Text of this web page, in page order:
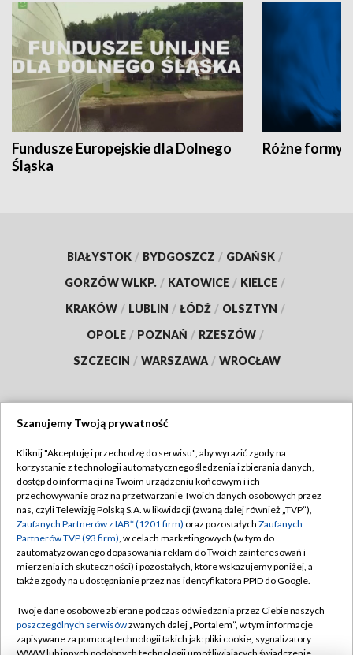
Fundusze Europejskie dla Dolnego
Śląska
Różne formy
BIAŁYSTOK / BYDGOSZCZ / GDAŃSK /
GORZÓW WLKP. / KATOWICE / KIELCE /
KRAKÓW / LUBLIN / ŁÓDŹ / OLSZTYN /
OPOLE / POZNAŃ / RZESZÓW /
SZCZECIN / WARSZAWA / WROCŁAW
TVP
Abonament TVP
Emisja w TVP
Centrum informacji TVP
Naziemna Telewizja Cyfrowa
Rada Programowa
System NOS
Regulamin TVP
Polityka prywatności
Moje zgody
Pomoc
Kontakt
Szanujemy Twoją prywatność
Kliknij "Akceptuję i przechodzę do serwisu", aby wyrazić zgody na
korzystanie z technologii automatycznego śledzenia i zbierania danych,
dostęp do informacji na Twoim urządzeniu końcowym i ich
przechowywanie oraz na przetwarzanie Twoich danych osobowych przez
nas, czyli Telewizję Polską S.A. w likwidacji (zwaną dalej również „TVP”),
Zaufanych Partnerów z IAB* (1201 firm) oraz pozostałych Zaufanych
Partnerów TVP (93 firm), w celach marketingowych (w tym do
zautomatyzowanego dopasowania reklam do Twoich zainteresowań i
mierzenia ich skuteczności) i pozostałych, które wskazujemy poniżej, a
także zgody na udostępnianie przez nas identyfikatora PPID do Google.
Twoje dane osobowe zbierane podczas odwiedzania przez Ciebie naszych
poszczególnych serwisówzwanych dalej „Portalem”, w tym informacje
zapisywane za pomocą technologii takich jak: pliki cookie, sygnalizatory